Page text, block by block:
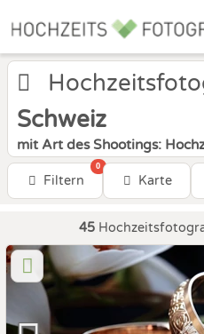
Schweiz
mit Art des Shootings:
Filtern
0
Karte
45